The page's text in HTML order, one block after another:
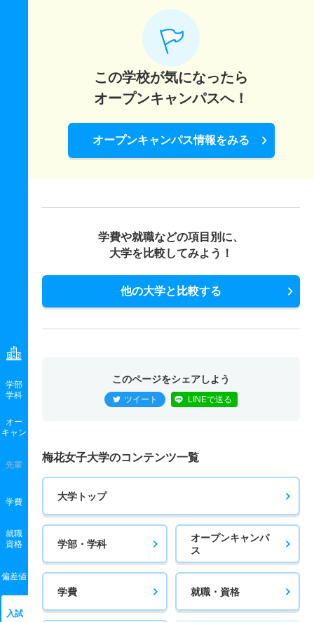
学部
学科
オー
キャン
先輩
学費
就職
資格
偏差値
入試
この学校が気になったら
オープンキャンパスへ！
オープンキャンパス情報をみる
学費や就職などの項目別に、
大学を比較してみよう！
他の大学と比較する
このページをシェアしよう
ツイート LINEで送る
梅花女子大学のコンテンツ一覧
大学トップ
学部・学科
オープンキャンパ
ス
学費 就職・資格